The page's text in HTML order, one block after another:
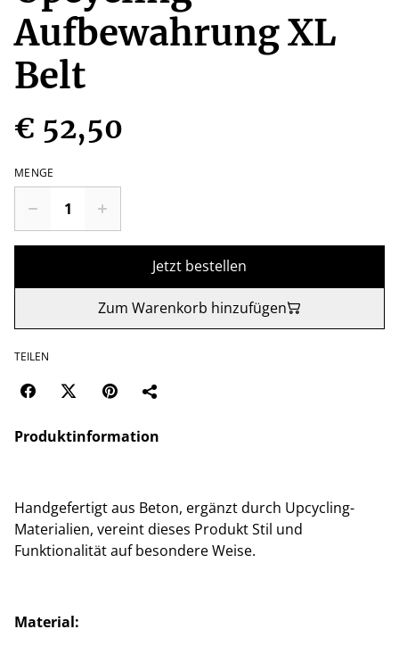
Aufbewahrung XL
Belt
€ 52,50
MENGE
Jetzt bestellen
Zum Warenkorb hinzufügen
TEILEN
Produktinformation
Handgefertigt aus Beton, ergänzt durch Upcycling-
Materialien, vereint dieses Produkt Stil und
Funktionalität auf besondere Weise.
Material: